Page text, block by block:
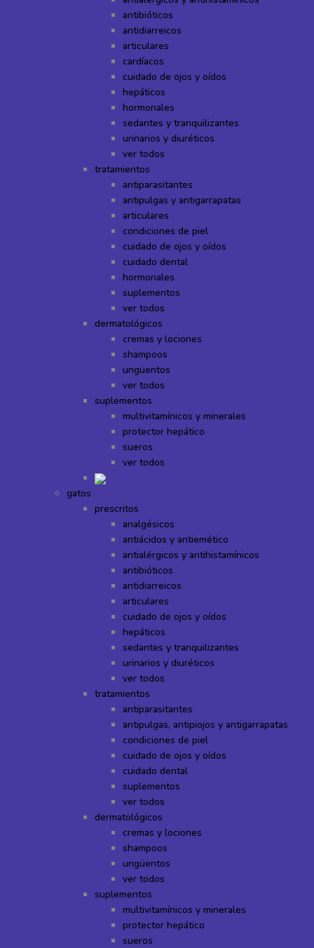
antibióticos
antidiarreicos
articulares
cardíacos
cuidado de ojos y oídos
hepáticos
hormonales
sedantes y tranquilizantes
urinarios y diuréticos
ver todos
tratamientos
antiparasitantes
antipulgas y antigarrapatas
articulares
condiciones de piel
cuidado de ojos y oídos
cuidado dental
hormonales
suplementos
ver todos
dermatológicos
cremas y lociones
shampoos
ungüentos
ver todos
suplementos
multivitamínicos y minerales
protector hepático
sueros
ver todos
gatos
prescritos
analgésicos
antiácidos y antiemético
antialérgicos y antihistamínicos
antibióticos
antidiarreicos
articulares
cuidado de ojos y oídos
hepáticos
sedantes y tranquilizantes
urinarios y diuréticos
ver todos
tratamientos
antiparasitantes
antipulgas, antipiojos y antigarrapatas
condiciones de piel
cuidado de ojos y oídos
cuidado dental
suplementos
ver todos
dermatológicos
cremas y lociones
shampoos
ungüentos
ver todos
suplementos
multivitamínicos y minerales
protector hepático
sueros